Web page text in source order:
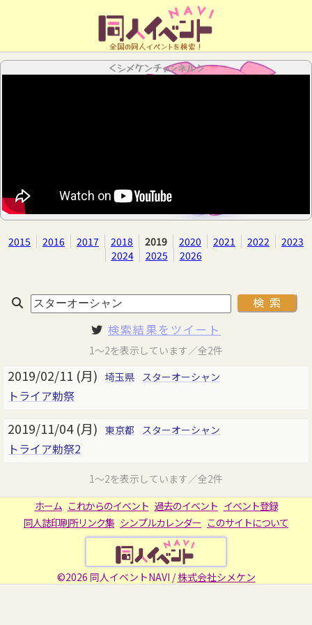
全国の同人イベントを検索！
＜シメケンチャンネル＞
2015 2016 2017 2018 2019 2020 2021 2022
2023
2024
2025 2026
検索結果をツイート
1～2を表示しています／全2件
2019/02/11 (月) 埼玉県 スターオーシャン
トライア勅祭
2019/11/04 (月) 東京都 スターオーシャン
トライア勅祭2
1～2を表示しています／全2件
ホーム これからのイベント 過去のイベント イベント登録
同人誌印刷所リンク集 シンプルカレンダー このサイトについて
©2026 同人イベントNAVI /株式会社シメケン